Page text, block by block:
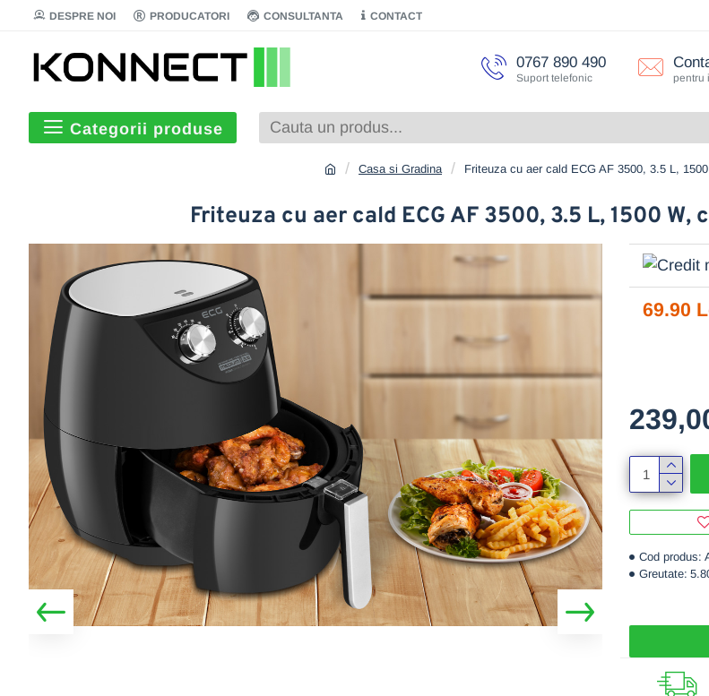
DESPRE NOI PRODUCATORI CONSULTANTA CONTACT
0767 890 490
Suport telefonic pentru
Categorii produse
Casa si Gradina Friteuza cu aer cald ECG AF 3500, 3.5 L,
Friteuza cu aer cald ECG AF 3500, 3.5 L, 1500
Cod produs:
Greutate:
69.90